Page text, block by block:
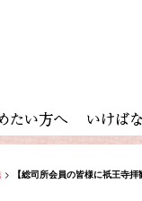
> 【総司所会員の皆様に祇王寺拝